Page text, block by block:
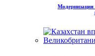
Модернизация